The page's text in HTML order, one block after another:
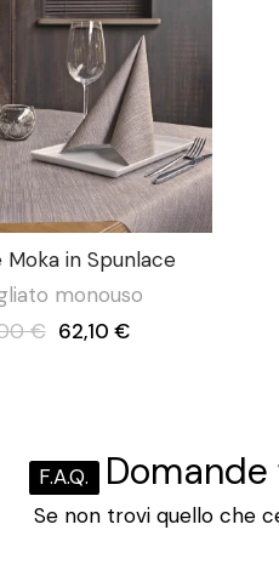
Moka in Spunlace
monouso
€ 62,10 €
F.A.Q.
Se non trovi quello che